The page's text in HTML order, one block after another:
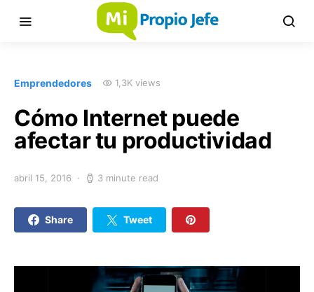
Emprendedores 1,3K views
Cómo Internet puede
afectar tu productividad
abril 15, 2016 3 minute read
Share Tweet